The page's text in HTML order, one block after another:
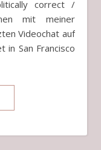
mit meiner
Videochat auf
in San Francisco